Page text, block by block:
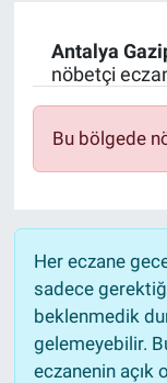
Antalya
nöbetçi
Bu bölgede
Her eczane
sadece
beklenmedik
gelemeyebilir.
eczanenin açık